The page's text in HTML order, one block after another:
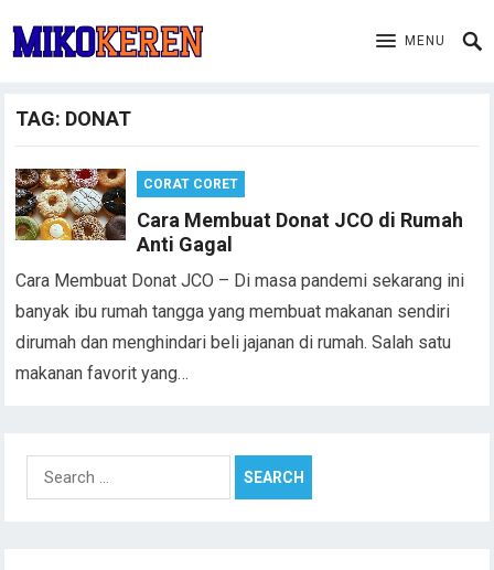
MENU
TAG: DONAT
CORAT CORET
Cara Membuat Donat JCO di Rumah
Anti Gagal
Cara Membuat Donat JCO – Di masa pandemi sekarang ini
banyak ibu rumah tangga yang membuat makanan sendiri
dirumah dan menghindari beli jajanan di rumah. Salah satu
makanan favorit yang…
Search
for: